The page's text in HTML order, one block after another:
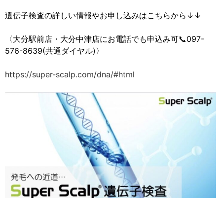
遺伝子検査の詳しい情報やお申し込みはこちらから↓↓
〈大分駅前店・大分中津店にお電話でも申込み可📞097-
576-8639(共通ダイヤル)〉
https://super-scalp.com/dna/#html